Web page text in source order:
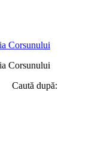
Corsunului
Corsunului
Caută după: